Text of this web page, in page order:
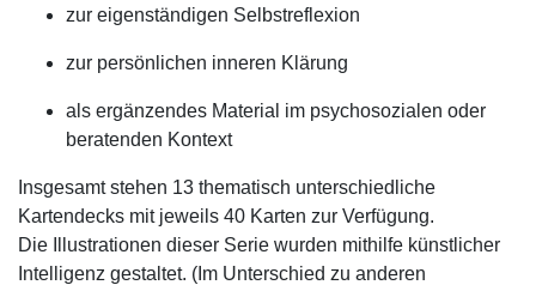
zur eigenständigen Selbstreflexion
zur persönlichen inneren Klärung
als ergänzendes Material im psychosozialen oder
beratenden Kontext
Insgesamt stehen 13 thematisch unterschiedliche
Kartendecks mit jeweils 40 Karten zur Verfügung.
Die Illustrationen dieser Serie wurden mithilfe künstlicher
Intelligenz gestaltet. (Im Unterschied zu anderen